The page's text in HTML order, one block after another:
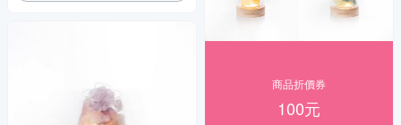
商品折價券
100元